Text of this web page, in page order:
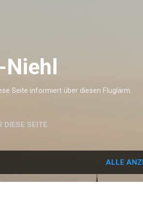
Niehl
Seite informiert über diesen Fluglärm.
DIESE SEITE
ALLE